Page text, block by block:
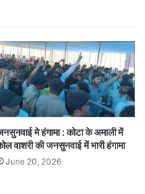
में गर्भवती होने के बाद
और उसे घर भेज दिया।
की बात कही, तब
गर्भवती है और वह
कि आरोपी ने उसे किसी
मे हंगामा : कोटा के अमाली में
वाशरी की जनसुनवाई में भारी हंगामा
June 20, 2026